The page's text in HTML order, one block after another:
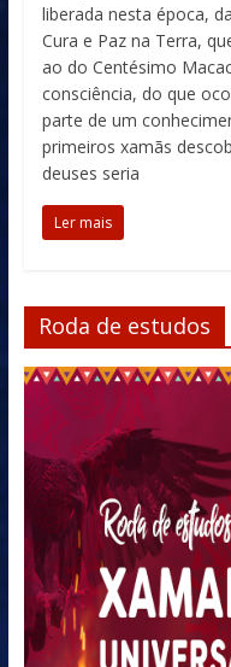
liberada nesta época,
Cura e Paz na Terra,
ao do Centésimo
consciência, do que
parte de um
primeiros xamãs
deuses seria
Ler mais
Roda de estudos